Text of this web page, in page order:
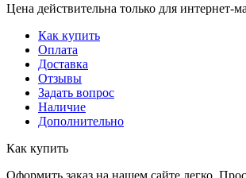
Цена действительна только для интернет-
Как купить
Оплата
Доставка
Отзывы
Задать вопрос
Наличие
Дополнительно
Как купить
Оформить заказ на нашем сайте легко.